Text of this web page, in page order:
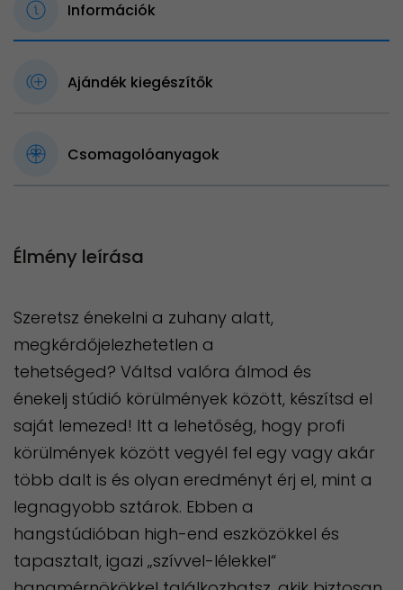
Információk
Ajándék kiegészítők
Csomagolóanyagok
Élmény leírása
Szeretsz énekelni a zuhany alatt,
megkérdőjelezhetetlen a
tehetséged? Váltsd valóra álmod és
énekelj stúdió körülmények között, készítsd el
saját lemezed! Itt a lehetőség, hogy profi
körülmények között vegyél fel egy vagy akár
több dalt is és olyan eredményt érj el, mint a
legnagyobb sztárok. Ebben a
hangstúdióban high-end eszközökkel és
tapasztalt, igazi „szívvel-lélekkel“